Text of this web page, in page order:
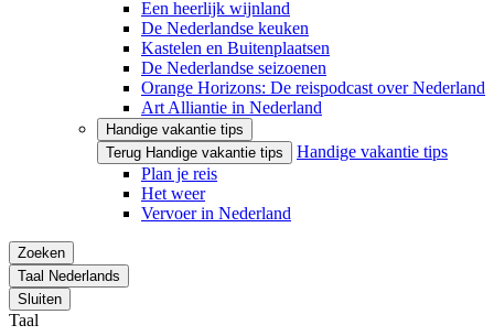
Een heerlijk wijnland
De Nederlandse keuken
Kastelen en Buitenplaatsen
De Nederlandse seizoenen
Orange Horizons: De reis­podcast over Nederland
Art Alliantie in Nederland
Handige vakantie tips
Terug Handige vakantie tips
Handige vakantie tips
Plan je reis
Het weer
Vervoer in Nederland
Zoeken
Taal Nederlands
Sluiten
Taal